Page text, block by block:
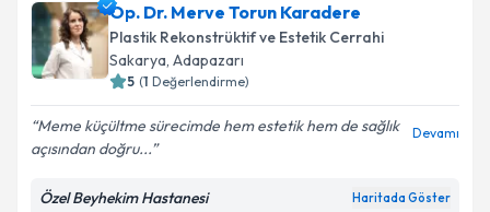
Op. Dr. Merve Torun Karadere
Plastik Rekonstrüktif ve Estetik Cerrahi
Sakarya, Adapazarı
5 (1 Değerlendirme)
Meme küçültme sürecimde hem estetik hem de sağlık
açısından doğru...
Devamı
Özel Beyhekim Hastanesi Haritada Göster